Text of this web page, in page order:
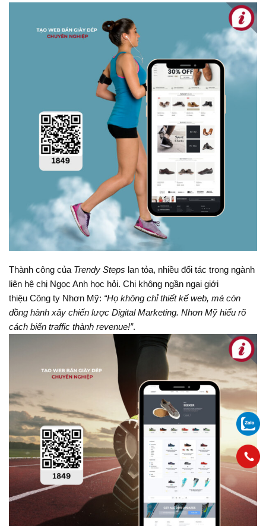
Thành công của Trendy Steps lan tỏa, nhiều đối tác trong ngành
liên hệ chị Ngọc Anh học hỏi. Chị không ngần ngại giới
thiệu Công ty Nhơn Mỹ: “Họ không chỉ thiết kế web, mà còn
đồng hành xây chiến lược Digital Marketing. Nhơn Mỹ hiểu rõ
cách biến traffic thành revenue!”.